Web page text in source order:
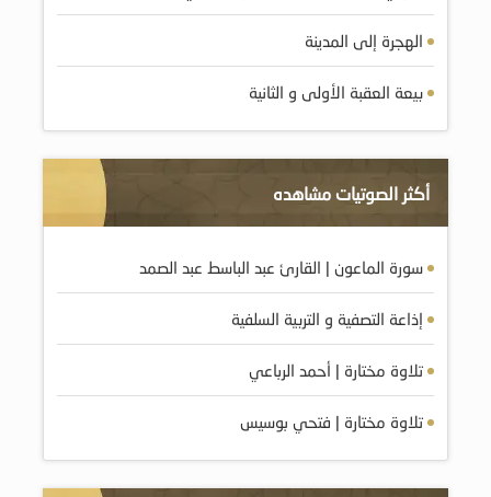
الهجرة إلى المدينة
بيعة العقبة الأولى و الثانية
أكثر الصوتيات مشاهده
سورة الماعون | القارئ عبد الباسط عبد الصمد
إذاعة التصفية و التربية السلفية
تلاوة مختارة | أحمد الرباعي
تلاوة مختارة | فتحي بوسيس